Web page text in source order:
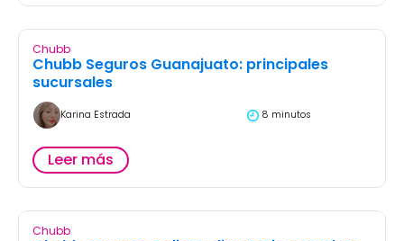
Chubb
Chubb Seguros Guanajuato: principales
sucursales
Karina Estrada 8 minutos
Leer más
Chubb